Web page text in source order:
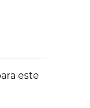
este